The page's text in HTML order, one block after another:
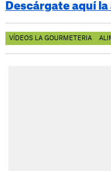
Descárgate aquí
VÍDEOS LA GOURMETERIA